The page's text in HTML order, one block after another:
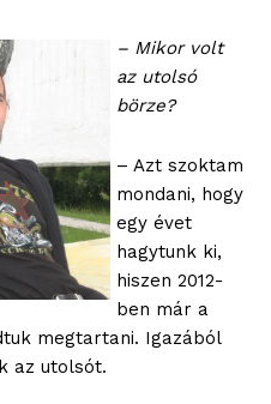
– Mikor volt
az utolsó
börze?
– Azt szoktam
mondani, hogy
egy évet
hagytunk ki,
hiszen 2012-
ben már a
megtartani. Igazából
az utolsót.